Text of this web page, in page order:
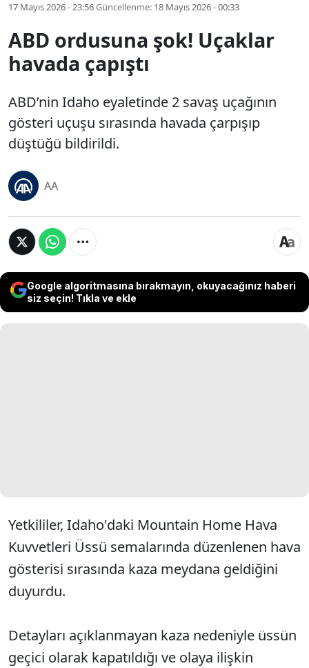
17 Mayıs 2026 - 23:56Güncellenme: 18 Mayıs 2026 - 00:33
ABD ordusuna şok! Uçaklar
havada çapıştı
ABD’nin Idaho eyaletinde 2 savaş uçağının
gösteri uçuşu sırasında havada çarpışıp
düştüğü bildirildi.
AA
Google algoritmasına bırakmayın, okuyacağınız haberi
siz seçin! Tıkla ve ekle
Yetkililer, Idaho'daki Mountain Home Hava
Kuvvetleri Üssü semalarında düzenlenen hava
gösterisi sırasında kaza meydana geldiğini
duyurdu.
Detayları açıklanmayan kaza nedeniyle üssün
geçici olarak​​​​​​​ kapatıldığı ve olaya ilişkin